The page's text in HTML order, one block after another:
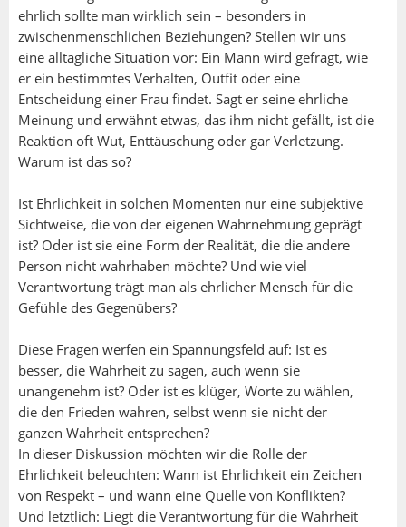
ehrlich sollte man wirklich sein – besonders in
zwischenmenschlichen Beziehungen? Stellen wir uns
eine alltägliche Situation vor: Ein Mann wird gefragt, wie
er ein bestimmtes Verhalten, Outfit oder eine
Entscheidung einer Frau findet. Sagt er seine ehrliche
Meinung und erwähnt etwas, das ihm nicht gefällt, ist die
Reaktion oft Wut, Enttäuschung oder gar Verletzung.
Warum ist das so?
Ist Ehrlichkeit in solchen Momenten nur eine subjektive
Sichtweise, die von der eigenen Wahrnehmung geprägt
ist? Oder ist sie eine Form der Realität, die die andere
Person nicht wahrhaben möchte? Und wie viel
Verantwortung trägt man als ehrlicher Mensch für die
Gefühle des Gegenübers?
Diese Fragen werfen ein Spannungsfeld auf: Ist es
besser, die Wahrheit zu sagen, auch wenn sie
unangenehm ist? Oder ist es klüger, Worte zu wählen,
die den Frieden wahren, selbst wenn sie nicht der
ganzen Wahrheit entsprechen?
In dieser Diskussion möchten wir die Rolle der
Ehrlichkeit beleuchten: Wann ist Ehrlichkeit ein Zeichen
von Respekt – und wann eine Quelle von Konflikten?
Und letztlich: Liegt die Verantwortung für die Wahrheit